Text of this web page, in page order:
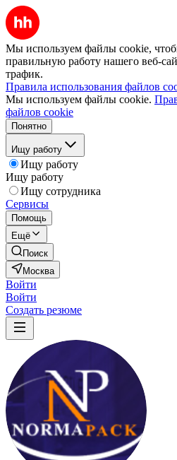
Мы используем файлы cookie,
правильную работу нашего веб-
трафик.
Правила использования файлов
Мы используем файлы cookie.
файлов cookie
Понятно
Ищу работу
Ищу работу
Ищу работу
Ищу сотрудника
Сервисы
Помощь
Ещё
Поиск
Москва
Войти
Войти
Создать резюме